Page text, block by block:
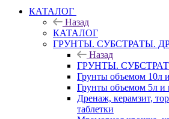
КАТАЛОГ
Назад
КАТАЛОГ
ГРУНТЫ. СУБСТРАТЫ.
Назад
ГРУНТЫ.
Грунты объемом 10л
Грунты объемом 5л и
Дренаж, керамзит,
таблетки